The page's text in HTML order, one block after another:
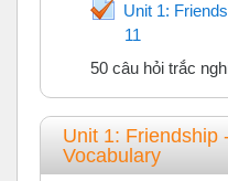
Unit 1:
11
Trắc nghiệm
50 câu hỏi trắc
Unit 1: Friendship
Vocabulary